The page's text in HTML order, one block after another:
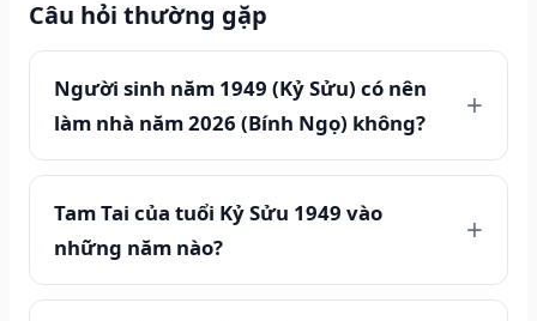
Câu hỏi thường gặp
Người sinh năm 1949 (Kỷ Sửu) có nên
làm nhà năm 2026 (Bính Ngọ) không?
Tam Tai của tuổi Kỷ Sửu 1949 vào
những năm nào?